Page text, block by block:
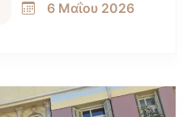
6 Μαΐου 2026